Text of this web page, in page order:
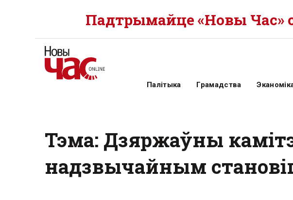
Падтрымайце «Новы Час»
Палітыка Грамадства
Тэма: Дзяржаўны
надзвычайным